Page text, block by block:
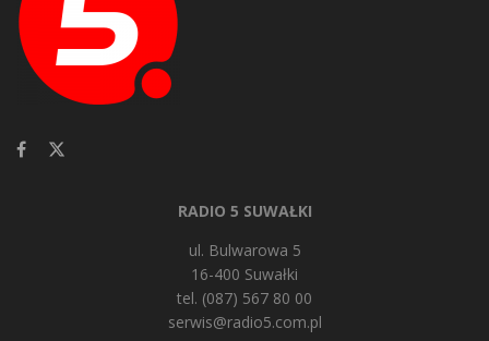
RADIO 5 SUWAŁKI
ul. Bulwarowa 5
16-400 Suwałki
tel. (087) 567 80 00
serwis@radio5.com.pl